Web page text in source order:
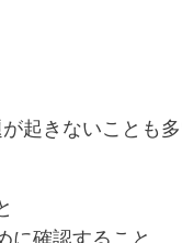
起きないことも多
に確認すること